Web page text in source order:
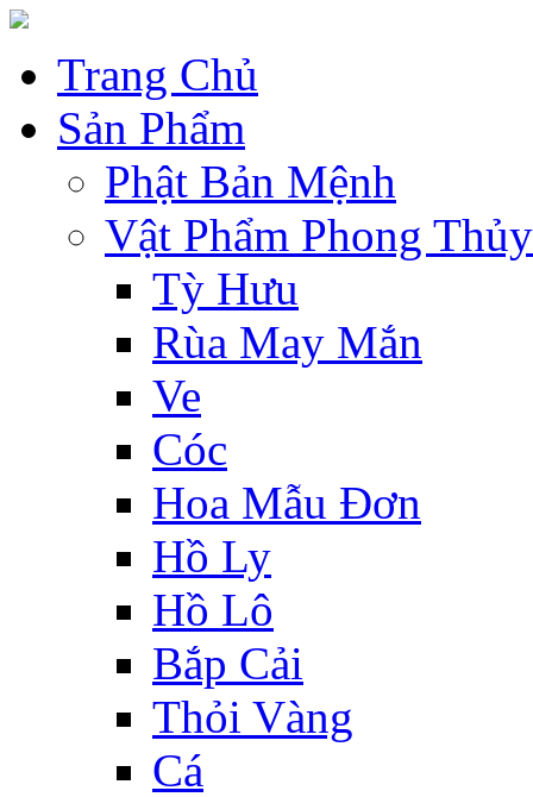
Trang Chủ
Sản Phẩm
Phật Bản Mệnh
Vật Phẩm Phong Thủy
Tỳ Hưu
Rùa May Mắn
Ve
Cóc
Hoa Mẫu Đơn
Hồ Ly
Hồ Lô
Bắp Cải
Thỏi Vàng
Cá